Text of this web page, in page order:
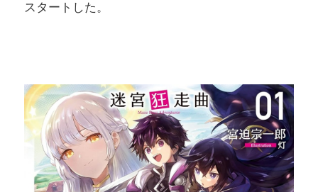
スタートした。